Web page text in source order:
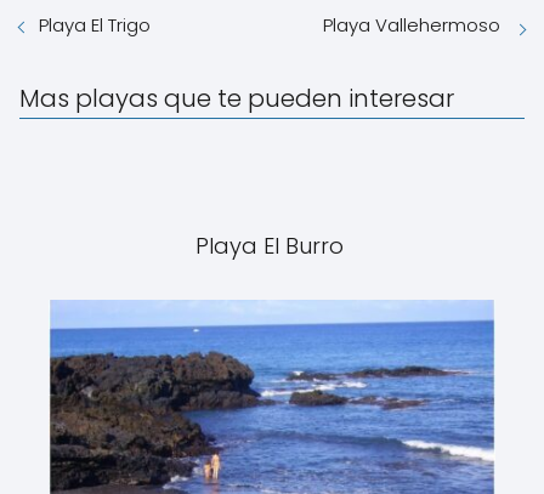
Playa El Trigo Playa Vallehermoso
Mas playas que te pueden interesar
Playa El Burro